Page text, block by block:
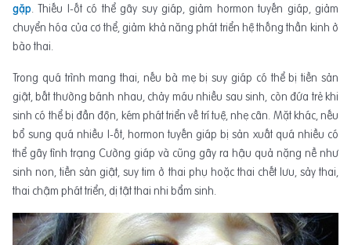
gặp. Thiếu I-ốt có thể gây suy giáp, giảm hormon tuyến giáp, giảm
chuyển hóa của cơ thể, giảm khả năng phát triển hệ thống thần kinh ở
bào thai.
Trong quá trình mang thai, nếu bà mẹ bị suy giáp có thể bị tiền sản
giật, bất thường bánh nhau, chảy máu nhiều sau sinh, còn đứa trẻ khi
sinh có thể bị đần độn, kém phát triển về trí tuệ, nhẹ cân. Mặt khác, nếu
bổ sung quá nhiều I-ốt, hormon tuyến giáp bị sản xuất quá nhiều có
thể gây tình trạng Cường giáp và cũng gây ra hậu quả nặng nề như
sinh non, tiền sản giật, suy tim ở thai phụ hoặc thai chết lưu, sảy thai,
thai chậm phát triển, dị tật thai nhi bẩm sinh.